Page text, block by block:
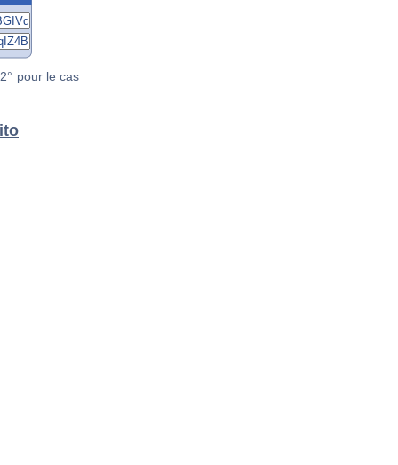
pour le cas